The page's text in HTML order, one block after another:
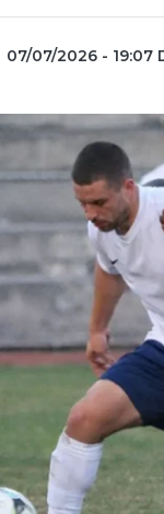
07/07/2026 - 19:07